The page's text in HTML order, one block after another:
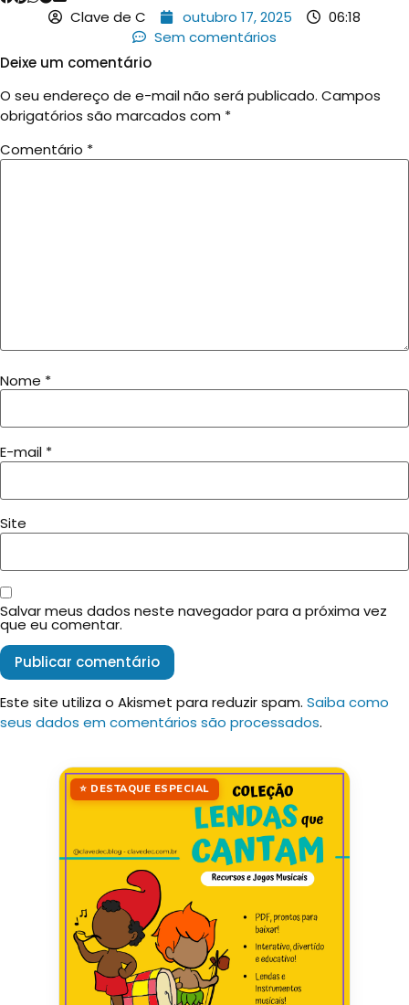
Clave de C outubro 17, 2025
06:18
Sem comentários
Deixe um comentário
O seu endereço de e-mail não será publicado. Campos
obrigatórios são marcados com *
Comentário *
Nome *
E-mail *
Site
Salvar meus dados neste navegador para a próxima vez
que eu comentar.
Este site utiliza o Akismet para reduzir spam. Saiba como
seus dados em comentários são processados.
⭐ DESTAQUE ESPECIAL